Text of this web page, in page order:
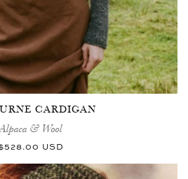
CARDIGAN
Alpaca & Wool
USD